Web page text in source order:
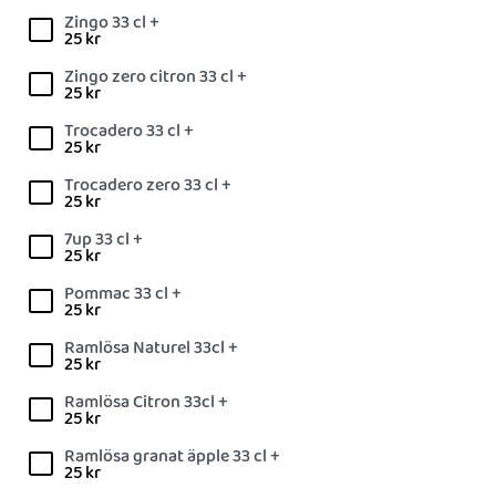
Zingo 33 cl +
25kr
Zingo zero citron 33 cl +
25kr
Trocadero 33 cl +
25kr
Trocadero zero 33 cl +
25kr
7up 33 cl +
25kr
Pommac 33 cl +
25kr
Ramlösa Naturel 33cl +
25kr
Ramlösa Citron 33cl +
25kr
Ramlösa granat äpple 33 cl +
25kr